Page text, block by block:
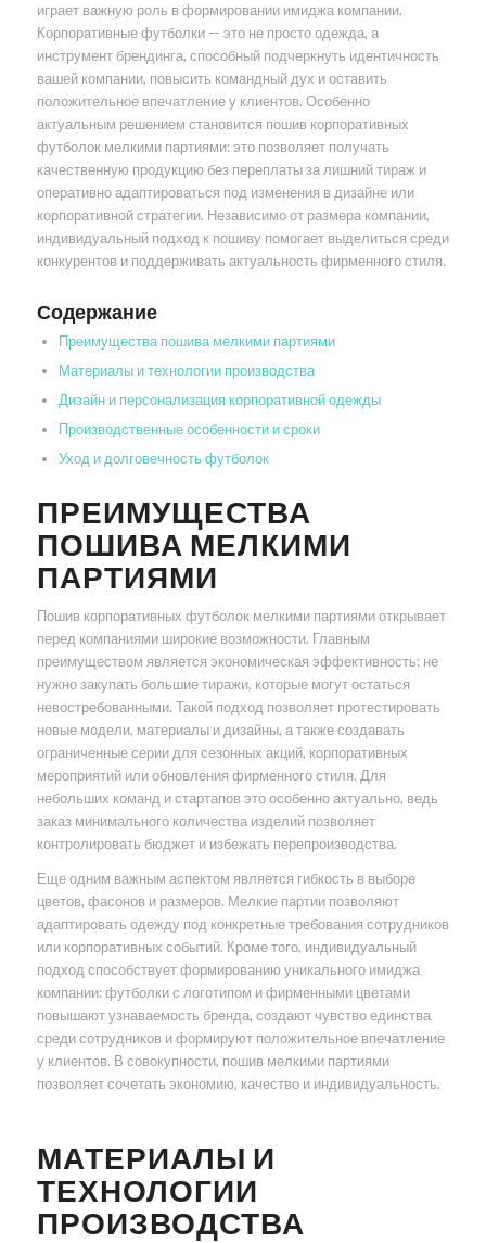
играет важную роль в формировании имиджа компании.
Корпоративные футболки — это не просто одежда, а
инструмент брендинга, способный подчеркнуть идентичность
вашей компании, повысить командный дух и оставить
положительное впечатление у клиентов. Особенно
актуальным решением становится пошив корпоративных
футболок мелкими партиями: это позволяет получать
качественную продукцию без переплаты за лишний тираж и
оперативно адаптироваться под изменения в дизайне или
корпоративной стратегии. Независимо от размера компании,
индивидуальный подход к пошиву помогает выделиться среди
конкурентов и поддерживать актуальность фирменного стиля.
Содержание
Преимущества пошива мелкими партиями
Материалы и технологии производства
Дизайн и персонализация корпоративной одежды
Производственные особенности и сроки
Уход и долговечность футболок
ПРЕИМУЩЕСТВА
ПОШИВА МЕЛКИМИ
ПАРТИЯМИ
Пошив корпоративных футболок мелкими партиями открывает
перед компаниями широкие возможности. Главным
преимуществом является экономическая эффективность: не
нужно закупать большие тиражи, которые могут остаться
невостребованными. Такой подход позволяет протестировать
новые модели, материалы и дизайны, а также создавать
ограниченные серии для сезонных акций, корпоративных
мероприятий или обновления фирменного стиля. Для
небольших команд и стартапов это особенно актуально, ведь
заказ минимального количества изделий позволяет
контролировать бюджет и избежать перепроизводства.
Еще одним важным аспектом является гибкость в выборе
цветов, фасонов и размеров. Мелкие партии позволяют
адаптировать одежду под конкретные требования сотрудников
или корпоративных событий. Кроме того, индивидуальный
подход способствует формированию уникального имиджа
компании: футболки с логотипом и фирменными цветами
повышают узнаваемость бренда, создают чувство единства
среди сотрудников и формируют положительное впечатление
у клиентов. В совокупности, пошив мелкими партиями
позволяет сочетать экономию, качество и индивидуальность.
МАТЕРИАЛЫ И
ТЕХНОЛОГИИ
ПРОИЗВОДСТВА